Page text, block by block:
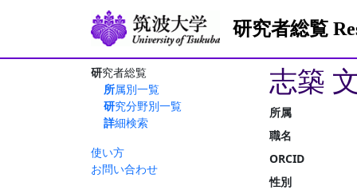
研究者総覧
研究者総覧
所属別一覧
研究分野別一覧
詳細検索
使い方
お問い合わせ
志築
所属
職名
ORCID
性別